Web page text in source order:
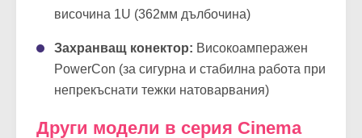
височина 1U (362мм дълбочина)
Захранващ конектор:Високоамперажен
непрекъснати тежки натоварвания)